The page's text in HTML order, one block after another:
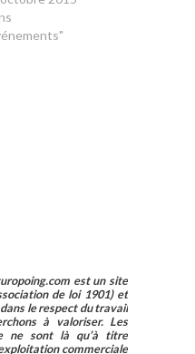
est un site
de loi 1901) et
le respect du travail
à valoriser. Les
ne sont là qu’à titre
commerciale